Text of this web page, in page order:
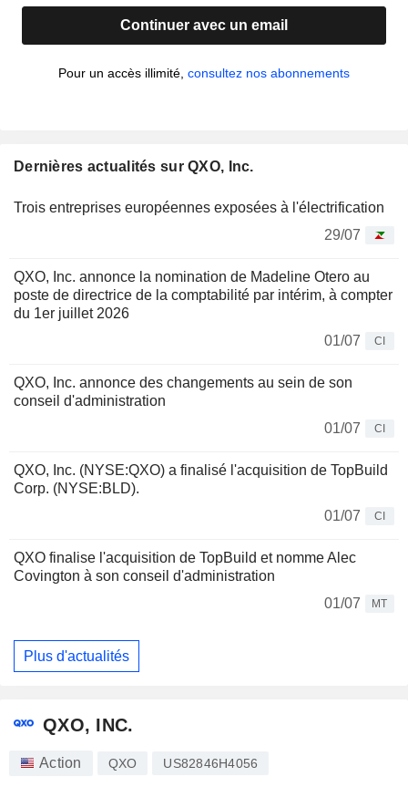
Continuer avec un email
Pour un accès illimité, consultez nos abonnements
Dernières actualités sur QXO, Inc.
Trois entreprises européennes exposées à l'électrification
29/07
QXO, Inc. annonce la nomination de Madeline Otero au
poste de directrice de la comptabilité par intérim, à compter
du 1er juillet 2026
01/07
CI
QXO, Inc. annonce des changements au sein de son
conseil d'administration
01/07
CI
QXO, Inc. (NYSE:QXO) a finalisé l'acquisition de TopBuild
Corp. (NYSE:BLD).
01/07
CI
QXO finalise l'acquisition de TopBuild et nomme Alec
Covington à son conseil d'administration
01/07
MT
Plus d'actualités
QXO, INC.
Action QXO US82846H4056